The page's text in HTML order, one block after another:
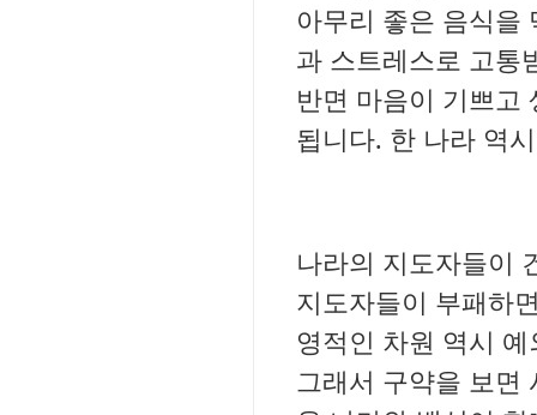
아무리 좋은 음식을
과 스트레스로 고통
반면 마음이 기쁘고
됩니다. 한 나라 역
나라의 지도자들이
지도자들이 부패하
영적인 차원 역시
그래서 구약을 보면